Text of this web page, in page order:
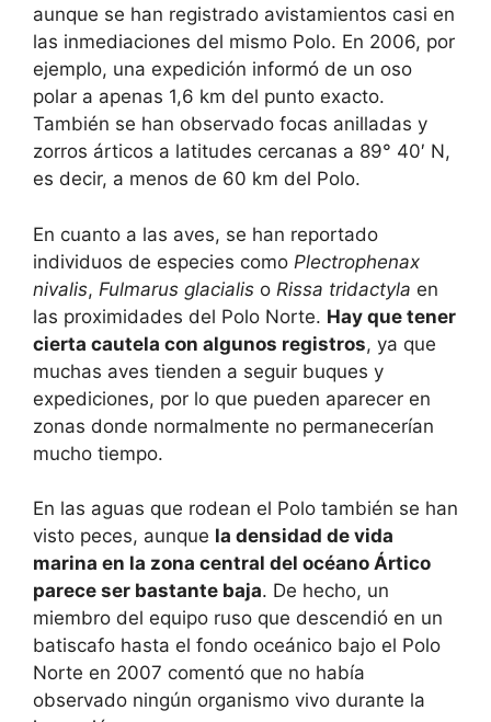
aunque se han registrado avistamientos casi en
las inmediaciones del mismo Polo. En 2006, por
ejemplo, una expedición informó de un oso
polar a apenas 1,6 km del punto exacto.
También se han observado focas anilladas y
zorros árticos a latitudes cercanas a 89° 40′ N,
es decir, a menos de 60 km del Polo.
En cuanto a las aves, se han reportado
individuos de especies como Plectrophenax
nivalis, Fulmarus glacialis o Rissa tridactyla en
las proximidades del Polo Norte. Hay que tener
cierta cautela con algunos registros, ya que
muchas aves tienden a seguir buques y
expediciones, por lo que pueden aparecer en
zonas donde normalmente no permanecerían
mucho tiempo.
En las aguas que rodean el Polo también se han
visto peces, aunque la densidad de vida
marina en la zona central del océano Ártico
parece ser bastante baja. De hecho, un
miembro del equipo ruso que descendió en un
batiscafo hasta el fondo oceánico bajo el Polo
Norte en 2007 comentó que no había
observado ningún organismo vivo durante la